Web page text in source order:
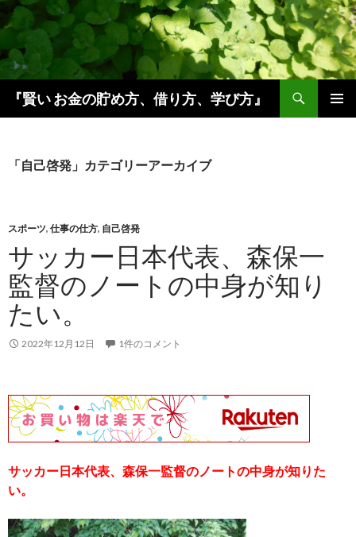
『賢い お金の貯め方、借り方、学び方』
ン
キ
ッ
プ
「自己啓発」カテゴリーアーカイブ
スポーツ, 仕事の仕方, 自己啓発
サッカー日本代表、森保一
監督のノートの中身が知り
たい。
2022年12月12日 1件のコメント
サッカー日本代表、森保一監督のノートの中身が知りた
い。